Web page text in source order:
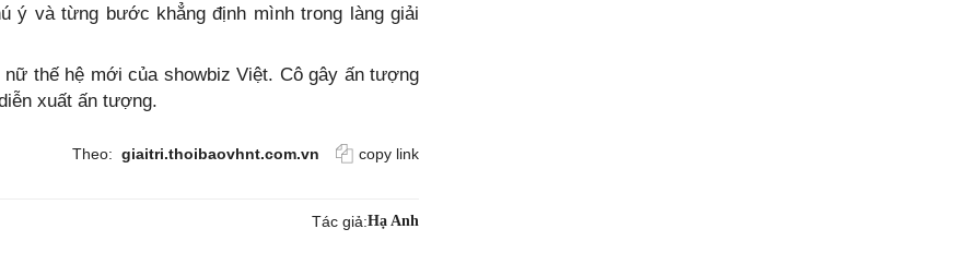
ý và từng bước khẳng định mình trong làng giải
thế hệ mới của showbiz Việt. Cô gây ấn tượng
xuất ấn tượng.
Theo: giaitri.thoibaovhnt.com.vn copy link
Tác giả:Hạ Anh